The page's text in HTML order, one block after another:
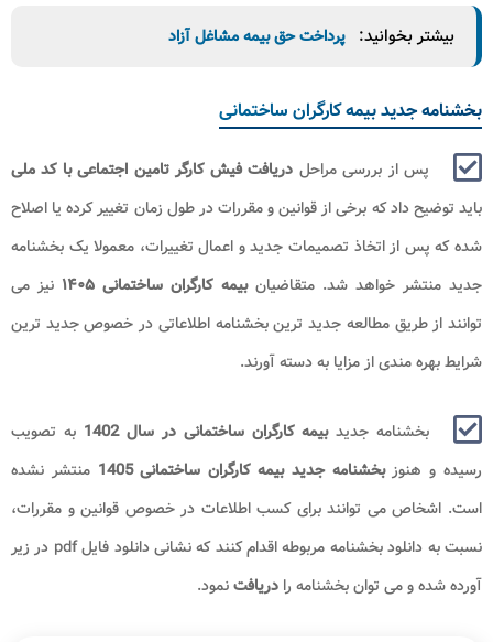
بیشتر بخوانید: پرداخت حق بیمه مشاغل آزاد
بخشنامه جدید بیمه کارگران ساختمانی
پس از بررسی مراحل دریافت فیش کارگر تامین اجتماعی با کد ملی
باید توضیح داد که برخی از قوانین و مقررات در طول زمان تغییر کرده یا اصلاح
شده که پس از اتخاذ تصمیمات جدید و اعمال تغییرات، معمولا یک بخشنامه
جدید منتشر خواهد شد. متقاضیانبیمه کارگران ساختمانی ۱۴۰۵
نیز می
توانند از طریق مطالعه جدید ترین بخشنامه اطلاعاتی در خصوص جدید ترین
شرایط بهره مندی از مزایا به دسته آورند.
بخشنامه جدیدبیمه کارگران ساختمانی در سال 1402
به تصویب
رسیده و هنوزبخشنامه جدید بیمه کارگران ساختمانی 1405
منتشر نشده
است. اشخاص می توانند برای کسب اطلاعات در خصوص قوانین و مقررات،
نسبت به دانلود بخشنامه مربوطه اقدام کنند که نشانی دانلود فایل pdf در زیر
آورده شده و می توان بخشنامه را دریافتنمود.